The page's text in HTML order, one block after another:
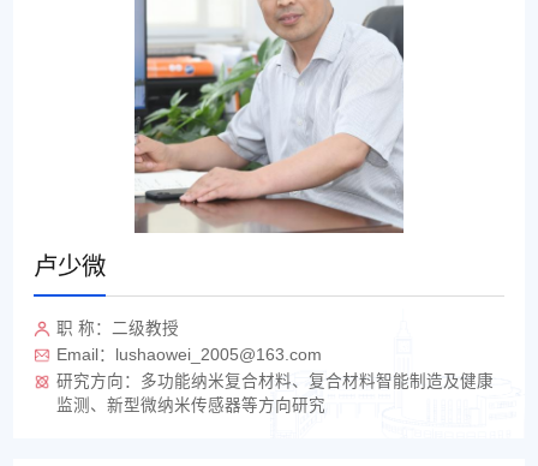
卢少微
职 称：二级教授
Email：lushaowei_2005@163.com
研究方向：多功能纳米复合材料、复合材料智能制造及健康
监测、新型微纳米传感器等方向研究